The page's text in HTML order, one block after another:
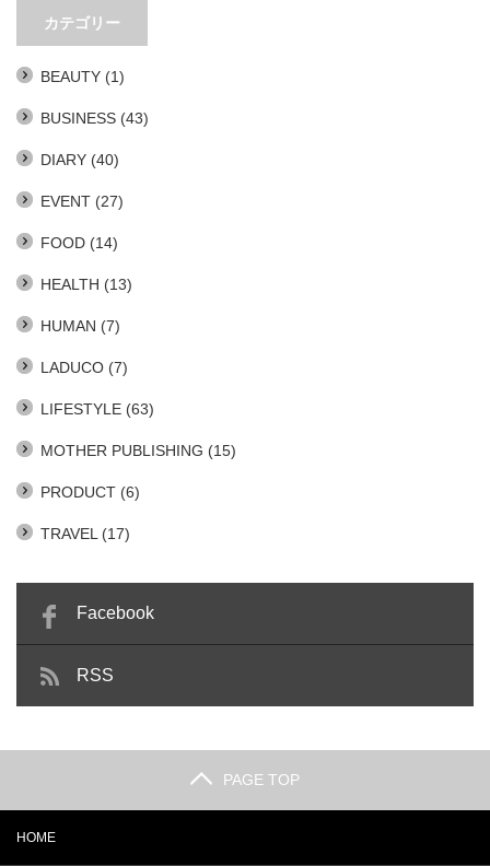
カテゴリー
BEAUTY (1)
BUSINESS (43)
DIARY (40)
EVENT (27)
FOOD (14)
HEALTH (13)
HUMAN (7)
LADUCO (7)
LIFESTYLE (63)
MOTHER PUBLISHING (15)
PRODUCT (6)
TRAVEL (17)
Facebook
RSS
PAGE TOP
HOME